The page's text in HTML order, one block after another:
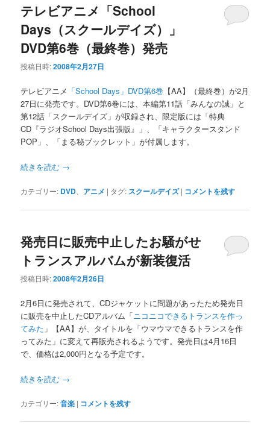
テレビアニメ「School
Days（スクールデイズ）」
DVD第6巻（最終巻）発売
投稿日時:2008年2月27日
テレビアニメ 「School Days」DVD第6巻 【AA】（最終巻）が2月
27日に発売です。DVD第6巻には、本編第11話「みんなの誠」と
第12話「スクールデイズ」が収録され、限定版には「特典
CD『ラジオSchool Days出張版』」、「キャラクタースタンド
POP」、「まる秘ブックレット」が付属します。
続きを読む →
カテゴリー: DVD アニメ | タグ: スクールデイズ | コメントを残す
発売日に販売中止したお騒がせ
トランスアルバムが新装復活
投稿日時:2008年2月26日
2月6日に発売されて、CDジャケットに問題があったため発売日
に販売を中止したCDアルバム「ニコニコできるトランスを作っ
てみた 」【AA】が、タイトルを「ウマウマできるトランスを作
ってみた」に変えて再販売されるようです。発売日は4月16日
で、価格は2,000円となる予定です。
続きを読む →
カテゴリー:音楽 | コメントを残す